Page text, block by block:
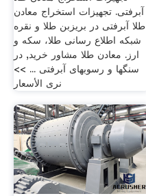
آبرفتی. تجهیزات استخراج معادن
طلا آبرفتی در بریزبن طلا و نقره
شبکه اطلاع رسانی طلا، سکه و
ارز. معادن طلا مشاور خرید, در
سنگها و رسوبهای آبرفتی ... >>
نرى الأسعار